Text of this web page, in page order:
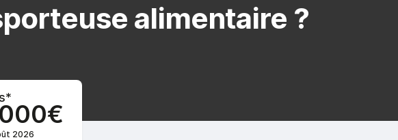
alimentaire ?
2026